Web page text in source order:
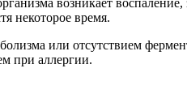
некоторое время.
или отсутствием
при аллергии.